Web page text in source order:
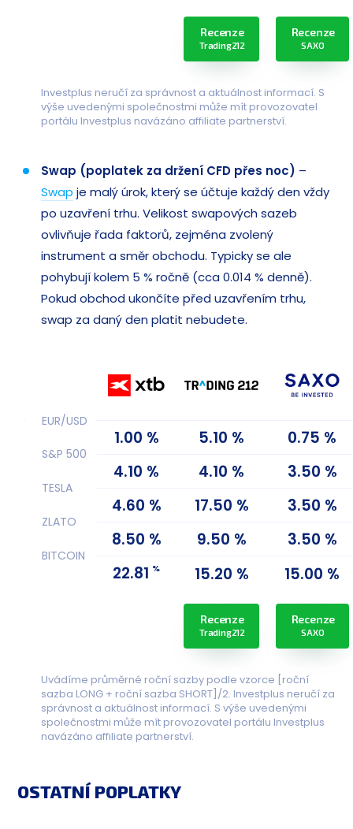
Recenze
Trading212
Recenze
SAXO
Investplus neručí za správnost a aktuálnost informací. S
výše uvedenými společnostmi může mít provozovatel
portálu Investplus navázáno affiliate partnerství.
Swap (poplatek za držení CFD přes noc) –
Swap je malý úrok, který se účtuje každý den vždy
po uzavření trhu. Velikost swapových sazeb
ovlivňuje řada faktorů, zejména zvolený
instrument a směr obchodu. Typicky se ale
pohybují kolem 5 % ročně (cca 0.014 % denně).
Pokud obchod ukončíte před uzavřením trhu,
swap za daný den platit nebudete.
EUR/USD
1.00 % 5.10 % 0.75 %
S&P 500
4.10 % 4.10 % 3.50 %
TESLA
4.60 % 17.50 % 3.50 %
ZLATO
8.50 % 9.50 % 3.50 %
BITCOIN
22.81 % 15.20 % 15.00 %
Recenze
Trading212
Recenze
SAXO
Uvádíme průměrné roční sazby podle vzorce [roční
sazba LONG + roční sazba SHORT]/2. Investplus neručí za
správnost a aktuálnost informací. S výše uvedenými
společnostmi může mít provozovatel portálu Investplus
navázáno affiliate partnerství.
OSTATNÍ POPLATKY